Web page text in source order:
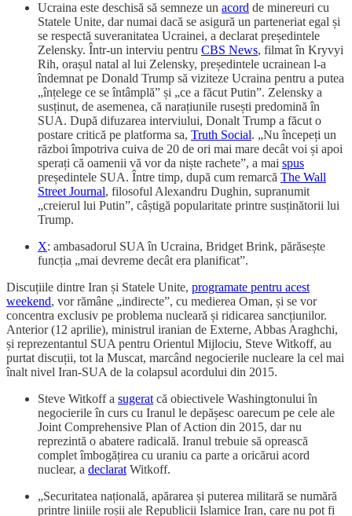
Ucraina este deschisă să semneze un acord de minereuri cu
Statele Unite, dar numai dacă se asigură un parteneriat egal și
se respectă suveranitatea Ucrainei, a declarat președintele
Zelensky. Într-un interviu pentru CBS News, filmat în Kryvyi
Rih, orașul natal al lui Zelensky, președintele ucrainean l-a
îndemnat pe Donald Trump să viziteze Ucraina pentru a putea
„înțelege ce se întâmplă” și „ce a făcut Putin”. Zelensky a
susținut, de asemenea, că narațiunile rusești predomină în
SUA. După difuzarea interviului, Donalt Trump a făcut o
postare critică pe platforma sa, Truth Social. „Nu începeți un
război împotriva cuiva de 20 de ori mai mare decât voi și apoi
sperați că oamenii vă vor da niște rachete”, a mai spus
președintele SUA. Între timp, după cum remarcă The Wall
Street Journal, filosoful Alexandru Dughin, supranumit
„creierul lui Putin”, câștigă popularitate printre susținătorii lui
Trump.
X: ambasadorul SUA în Ucraina, Bridget Brink, părăsește
funcția „mai devreme decât era planificat”.
Discuțiile dintre Iran și Statele Unite, programate pentru acest
weekend, vor rămâne „indirecte”, cu medierea Oman, și se vor
concentra exclusiv pe problema nucleară și ridicarea sancțiunilor.
Anterior (12 aprilie), ministrul iranian de Externe, Abbas Araghchi,
și reprezentantul SUA pentru Orientul Mijlociu, Steve Witkoff, au
purtat discuții, tot la Muscat, marcând negocierile nucleare la cel mai
înalt nivel Iran-SUA de la colapsul acordului din 2015.
Steve Witkoff a sugerat că obiectivele Washingtonului în
negocierile în curs cu Iranul le depășesc oarecum pe cele ale
Joint Comprehensive Plan of Action din 2015, dar nu
reprezintă o abatere radicală. Iranul trebuie să oprească
complet îmbogățirea cu uraniu ca parte a oricărui acord
nuclear, a declarat Witkoff.
„Securitatea națională, apărarea și puterea militară se numără
printre liniile roșii ale Republicii Islamice Iran, care nu pot fi